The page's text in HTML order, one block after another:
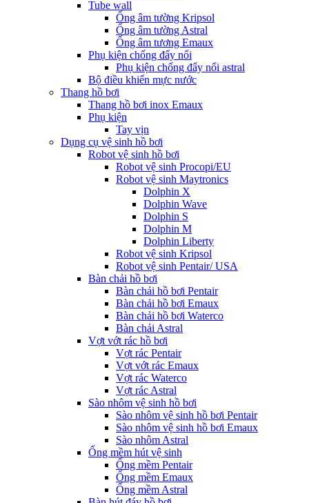
Tube wall
Ống âm tường Kripsol
Ống âm tường Astral
Ống âm tương Emaux
Phụ kiện chống đẩy nổi
Phụ kiện chống đẩy nổi astral
Bộ điều khiển mực nước
Thang hồ bơi
Thang hồ bơi inox Emaux
Phụ kiện
Tay vịn
Dụng cụ vệ sinh hồ bơi
Robot vệ sinh hồ bơi
Robot vệ sinh Procopi/EU
Robot vệ sinh Maytronics
Dolphin X
Dolphin Wave
Dolphin S
Dolphin M
Dolphin Liberty
Robot vệ sinh Kripsol
Robot vệ sinh Pentair/ USA
Bàn chải hồ bơi
Bàn chải hồ bơi Pentair
Bàn chải hồ bơi Emaux
Bàn chải hồ bơi Waterco
Bàn chải Astral
Vợt vớt rác hồ bơi
Vợt rác Pentair
Vợt vớt rác Emaux
Vợt rác Waterco
Vợt rác Astral
Sào nhôm vệ sinh hồ bơi
Sào nhôm vệ sinh hồ bơi Pentair
Sào nhôm vệ sinh hồ bơi Emaux
Sào nhôm Astral
Ống mềm hút vệ sinh
Ống mềm Pentair
Ống mềm Emaux
Ống mềm Astral